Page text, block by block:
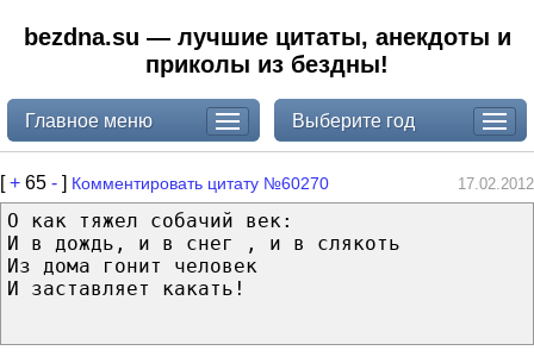
bezdna.su — лучшие цитаты, анекдоты и
приколы из бездны!
Главное меню Выберите год
[+ 65 - ] Комментировать цитату №60270 17.02.2012
О как тяжел собачий век:
И в дождь, и в снег , и в слякоть
Из дома гонит человек
И заставляет какать!